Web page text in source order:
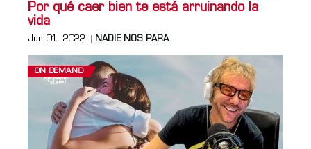
Por qué caer bien te está arruinando la
vida
Jun 01, 2022 NADIE NOS PARA
ON DEMAND